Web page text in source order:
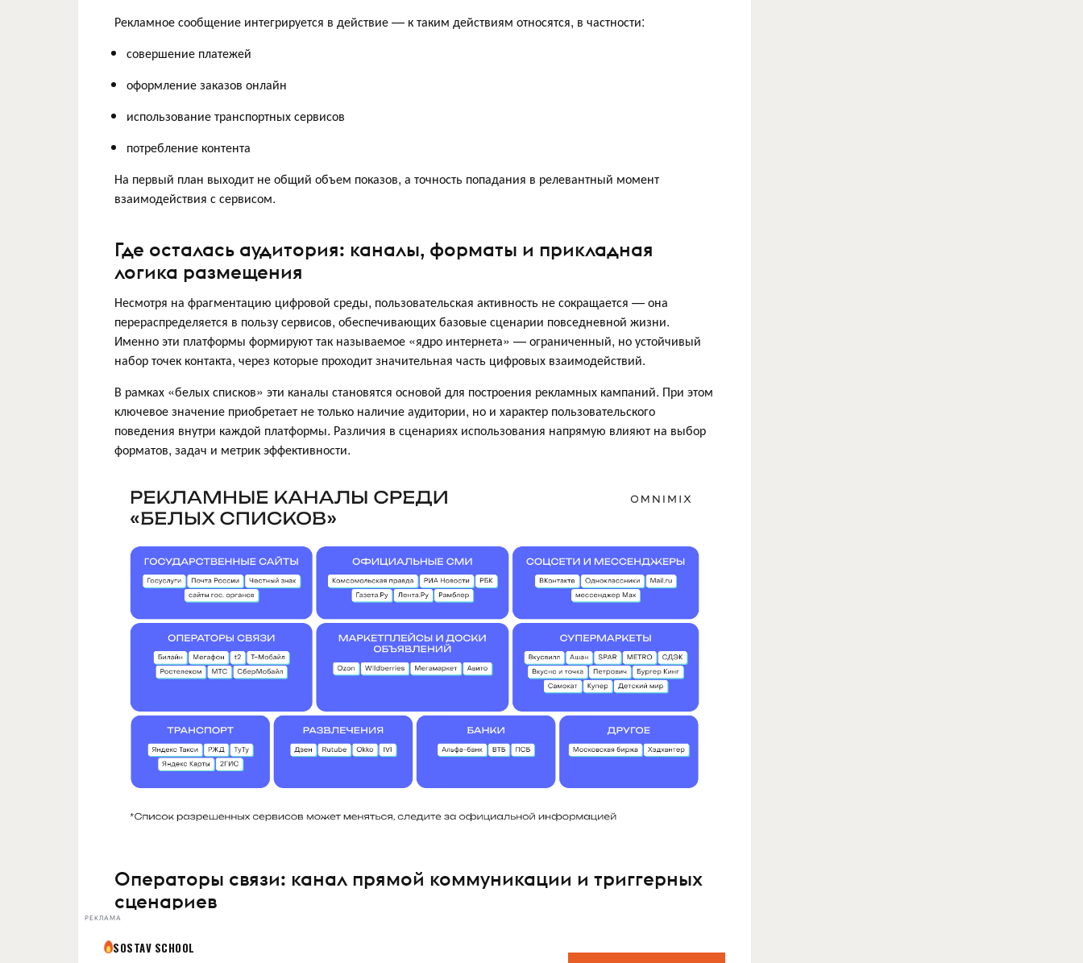
Рекламное сообщение интегрируется в действие — к таким действиям относятся, в частности:
совершение платежей
оформление заказов онлайн
использование транспортных сервисов
потребление контента
На первый план выходит не общий объем показов, а точность попадания в релевантный момент
взаимодействия с сервисом.
Где осталась аудитория: каналы, форматы и прикладная
логика размещения
Несмотря на фрагментацию цифровой среды, пользовательская активность не сокращается — она
перераспределяется в пользу сервисов, обеспечивающих базовые сценарии повседневной жизни.
Именно эти платформы формируют так называемое «ядро интернета» — ограниченный, но устойчивый
набор точек контакта, через которые проходит значительная часть цифровых взаимодействий.
В рамках «белых списков» эти каналы становятся основой для построения рекламных кампаний. При этом
ключевое значение приобретает не только наличие аудитории, но и характер пользовательского
поведения внутри каждой платформы. Различия в сценариях использования напрямую влияют на выбор
форматов, задач и метрик эффективности.
Операторы связи: канал прямой коммуникации и триггерных
сценариев
РЕКЛАМА